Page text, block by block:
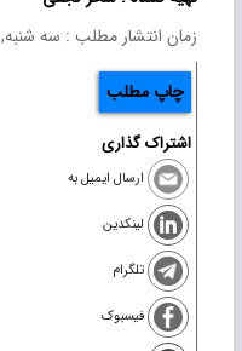
زمان انتشار مطلب : سه شنبه, 21 اسفند 1397
چاپ مطلب
اشتراک گذاری
ارسال ایمیل به
لینکدین
تلگرام
فیسبوک